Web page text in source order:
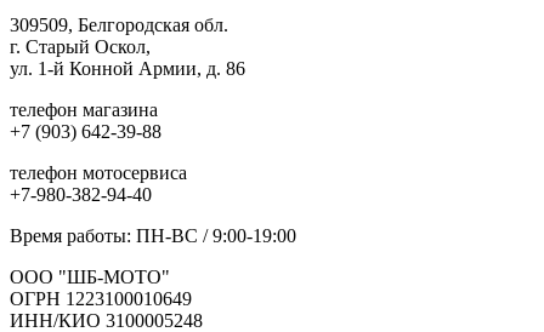
309509, Белгородская обл.
г. Старый Оскол,
ул. 1-й Конной Армии, д. 86
телефон магазина
+7 (903) 642-39-88
телефон мотосервиса
+7-980-382-94-40
Время работы: ПН-ВС / 9:00-19:00
ООО "ШБ-МОТО"
ОГРН 1223100010649
ИНН/КИО 3100005248